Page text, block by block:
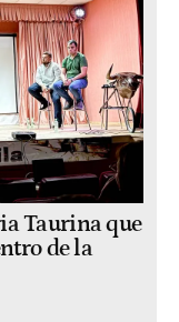
Taurina que
de la